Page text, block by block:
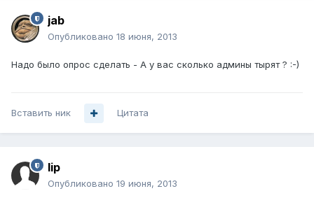
jab
Опубликовано 18 июня, 2013
Надо было опрос сделать - А у вас сколько админы тырят ? :-)
Вставить ник Цитата
lip
Опубликовано 19 июня, 2013